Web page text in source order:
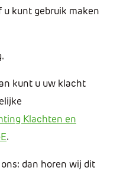
u kunt gebruik maken
kunt u uw klacht
Klachten en
.
dan horen wij dit